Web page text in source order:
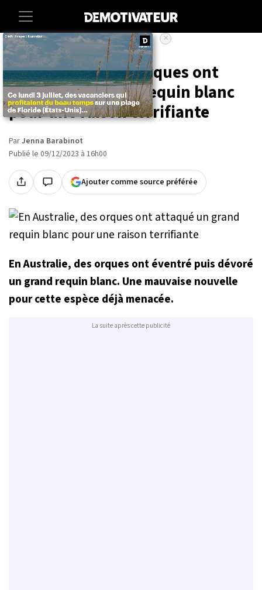
Accueil Societe Animaux
En Australie, des orques ont
attaqué un grand requin blanc
pour une raison terrifiante
ParJenna Barabinot
Publié le 09/12/2023 à 16h00
Ajouter comme source préférée
En Australie, des orques ont éventré puis dévoré
un grand requin blanc. Une mauvaise nouvelle
pour cette espèce déjà menacée.
La suite après cette publicité
×